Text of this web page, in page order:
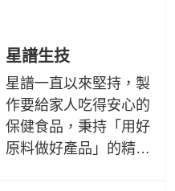
星譜生技
星譜一直以來堅持，製
作要給家人吃得安心的
保健食品，秉持「用好
原料做好產品」的精